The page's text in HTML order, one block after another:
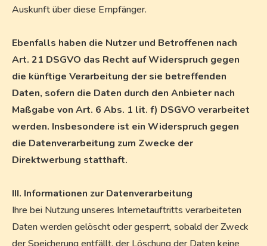
Auskunft über diese Empfänger.
Ebenfalls haben die Nutzer und Betroffenen nach
Art. 21 DSGVO das Recht auf Widerspruch gegen
die künftige Verarbeitung der sie betreffenden
Daten, sofern die Daten durch den Anbieter nach
Maßgabe von Art. 6 Abs. 1 lit. f) DSGVO verarbeitet
werden. Insbesondere ist ein Widerspruch gegen
die Datenverarbeitung zum Zwecke der
Direktwerbung statthaft.
III. Informationen zur Datenverarbeitung
Ihre bei Nutzung unseres Internetauftritts verarbeiteten
Daten werden gelöscht oder gesperrt, sobald der Zweck